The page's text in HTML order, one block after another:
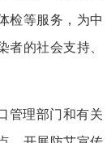
检等服务，为中
者的社会支持、
管理部门和有关